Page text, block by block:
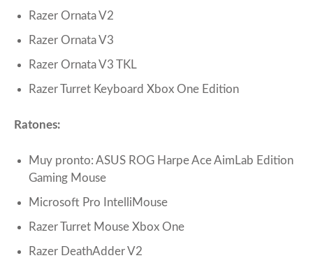
Razer Ornata V2
Razer Ornata V3
Razer Ornata V3 TKL
Razer Turret Keyboard Xbox One Edition
Ratones:
Muy pronto: ASUS ROG Harpe Ace AimLab Edition
Gaming Mouse
Microsoft Pro IntelliMouse
Razer Turret Mouse Xbox One
Razer DeathAdder V2